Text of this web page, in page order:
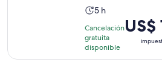
La
actividad
dura
5
horas
5 h
Cancelación
gratuita
disponible
El
precio
de
US$